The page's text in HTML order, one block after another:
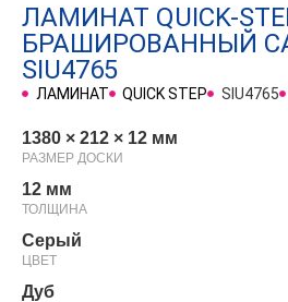
ЛАМИНАТ QUICK-
БРАШИРОВАННЫЙ
SIU4765
ЛАМИНАТ QUICK STEP SIU4765
1380 × 212 × 12 мм
РАЗМЕР ДОСКИ
12 мм
ТОЛЩИНА
Серый
ЦВЕТ
Дуб